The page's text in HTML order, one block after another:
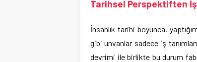
Tarihsel Perspektiften
İnsanlık tarihi boyunca,
gibi unvanlar sadece iş
devrimi ile birlikte bu durum